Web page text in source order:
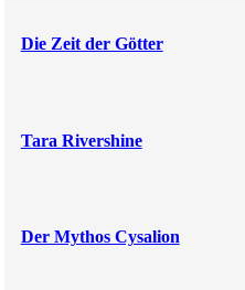
Die Zeit der Götter
Tara Rivershine
Der Mythos Cysalion